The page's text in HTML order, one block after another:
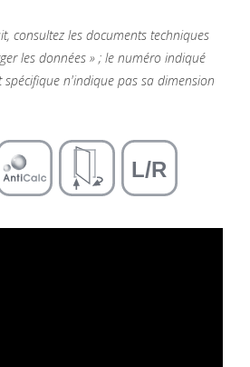
consultez les documents techniques
les données » ; le numéro indiqué
n'indique pas sa dimension